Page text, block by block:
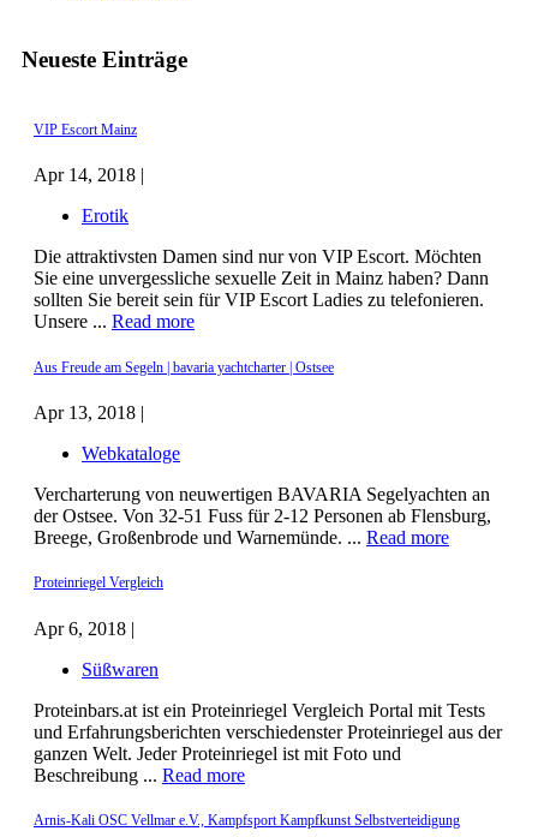
Neueste Einträge
VIP Escort Mainz
Apr 14, 2018 |
Erotik
Die attraktivsten Damen sind nur von VIP Escort. Möchten
Sie eine unvergessliche sexuelle Zeit in Mainz haben? Dann
sollten Sie bereit sein für VIP Escort Ladies zu telefonieren.
Unsere ... Read more
Aus Freude am Segeln | bavaria yachtcharter | Ostsee
Apr 13, 2018 |
Webkataloge
Vercharterung von neuwertigen BAVARIA Segelyachten an
der Ostsee. Von 32-51 Fuss für 2-12 Personen ab Flensburg,
Breege, Großenbrode und Warnemünde. ... Read more
Proteinriegel Vergleich
Apr 6, 2018 |
Süßwaren
Proteinbars.at ist ein Proteinriegel Vergleich Portal mit Tests
und Erfahrungsberichten verschiedenster Proteinriegel aus der
ganzen Welt. Jeder Proteinriegel ist mit Foto und
Beschreibung ... Read more
Arnis-Kali OSC Vellmar e.V., Kampfsport Kampfkunst Selbstverteidigung